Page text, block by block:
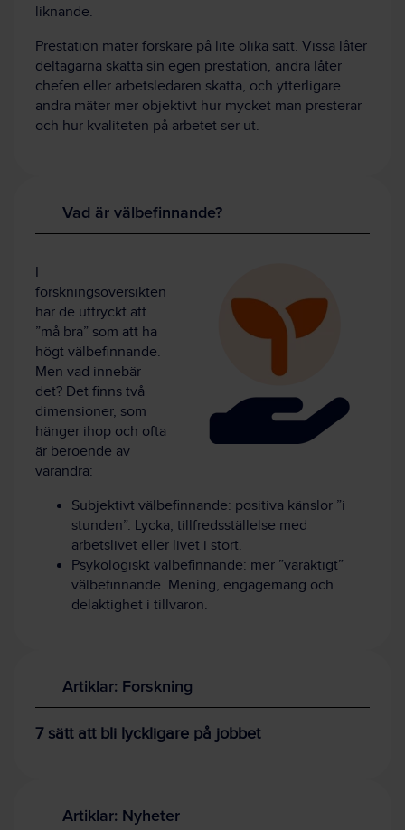
liknande.
Prestation mäter forskare på lite olika sätt. Vissa låter
deltagarna skatta sin egen prestation, andra låter
chefen eller arbetsledaren skatta, och ytterligare
andra mäter mer objektivt hur mycket man presterar
och hur kvaliteten på arbetet ser ut.
Vad är välbefinnande?
I
forskningsöversikten
har de uttryckt att
”må bra” som att ha
högt välbefinnande.
Men vad innebär
det? Det finns två
dimensioner, som
hänger ihop och ofta
är beroende av
varandra:
Subjektivt välbefinnande: positiva känslor ”i
stunden”. Lycka, tillfredsställelse med
arbetslivet eller livet i stort.
Psykologiskt välbefinnande: mer ”varaktigt”
välbefinnande. Mening, engagemang och
delaktighet i tillvaron.
Artiklar: Forskning
7 sätt att bli lyckligare på jobbet
Artiklar: Nyheter